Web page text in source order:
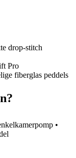
drop-stitch
Pro
fiberglas peddels
•